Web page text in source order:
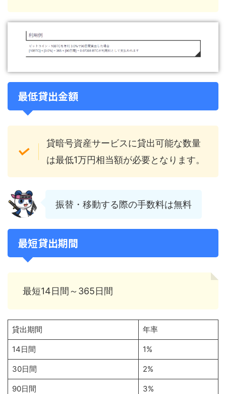
最低貸出金額
貸暗号資産サービスに貸出可能な数量
は最低1万円相当額が必要となります。
振替・移動する際の手数料は無料
最短貸出期間
最短14日間～365日間
貸出期間 年率
14日間 1%
30日間 2%
90日間 3%